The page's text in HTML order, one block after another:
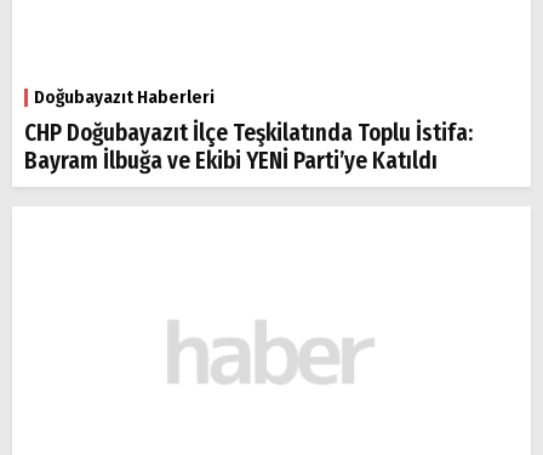
Doğubayazıt Haberleri
CHP Doğubayazıt İlçe Teşkilatında Toplu İstifa:
Bayram İlbuğa ve Ekibi YENİ Parti’ye Katıldı